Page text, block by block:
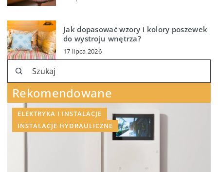
Jak dopasować wzory i kolory poszewek
do wystroju wnętrza?
17 lipca 2026
Rekomendowane
ELEKTRYKA I INSTALACJE
INSTALACJE HYDRAULICZNE